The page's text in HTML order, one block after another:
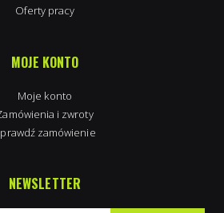
Oferty pracy
MOJE KONTO
Moje konto
i zwroty
zamówienie
NEWSLETTER